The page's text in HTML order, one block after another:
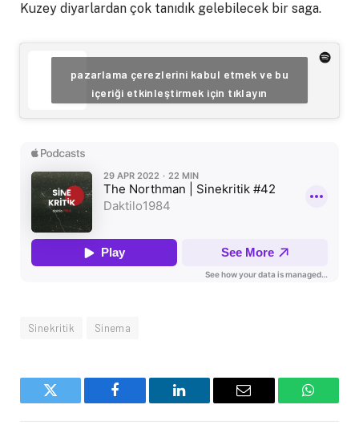
Kuzey diyarlardan çok tanıdık gelebilecek bir saga.
pazarlama çerezlerini kabul etmek ve bu
içeriği etkinleştirmek için tıklayın
Sinekritik Sinema
Twitter Facebook LinkedIn Email